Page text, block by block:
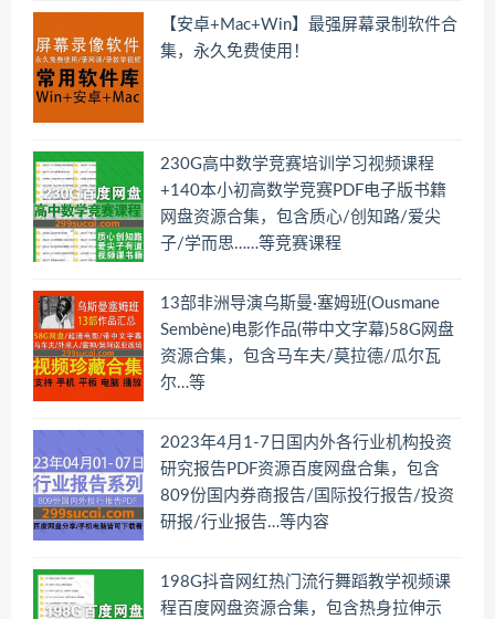
【安卓+Mac+Win】最强屏幕录制软件合
集，永久免费使用！
230G高中数学竞赛培训学习视频课程
+140本小初高数学竞赛PDF电子版书籍
网盘资源合集，包含质心/创知路/爱尖
子/学而思……等竞赛课程
13部非洲导演乌斯曼·塞姆班(Ousmane
Sembène)电影作品(带中文字幕)58G网盘
资源合集，包含马车夫/莫拉德/瓜尔瓦
尔…等
2023年4月1-7日国内外各行业机构投资
研究报告PDF资源百度网盘合集，包含
809份国内券商报告/国际投行报告/投资
研报/行业报告…等内容
198G抖音网红热门流行舞蹈教学视频课
程百度网盘资源合集，包含热身拉伸示